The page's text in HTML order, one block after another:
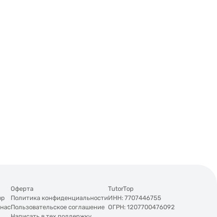
Оферта
Политика конфиденциальности
Пользовательское соглашение
TutorTop
ИНН: 7707446755
ОГРН: 1207700476092